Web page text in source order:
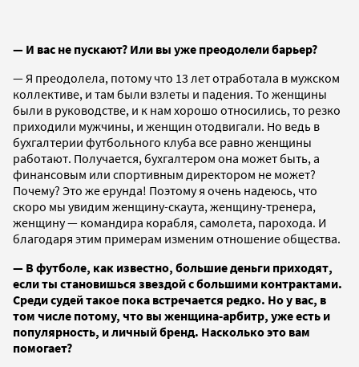
— И вас не пускают? Или вы уже преодолели барьер?
— Я преодолела, потому что 13 лет отработала в мужском
коллективе, и там были взлеты и падения. То женщины
были в руководстве, и к нам хорошо относились, то резко
приходили мужчины, и женщин отодвигали. Но ведь в
бухгалтерии футбольного клуба все равно женщины
работают. Получается, бухгалтером она может быть, а
финансовым или спортивным директором не может?
Почему? Это же ерунда! Поэтому я очень надеюсь, что
скоро мы увидим женщину-скаута, женщину-тренера,
женщину — командира корабля, самолета, парохода. И
благодаря этим примерам изменим отношение общества.
— В футболе, как известно, большие деньги приходят,
если ты становишься звездой с большими контрактами.
Среди судей такое пока встречается редко. Но у вас, в
том числе потому, что вы женщина-арбитр, уже есть и
популярность, и личный бренд. Насколько это вам
помогает?